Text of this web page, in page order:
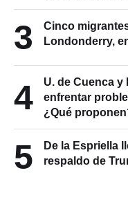
3
Cinco
Londonderry,
4
U. de Cuenca y
enfrentar
¿Qué
5
De la Espriella
respaldo de